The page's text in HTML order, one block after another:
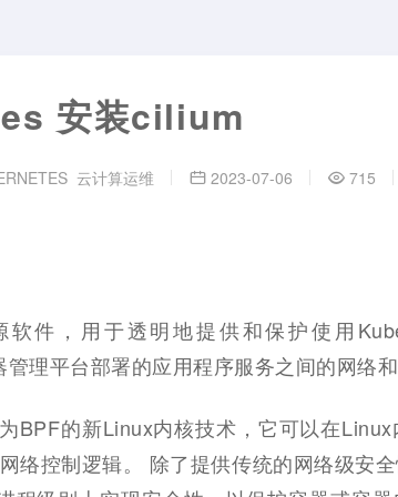
安装cilium
云计算运维 2023-07-06 715
软件，用于透明地提供和保护使用
理平台部署的应用程序服务之间的网络和
BPF的新Linux内核技术，它可以在
络控制逻辑。 除了提供传统的网络级安